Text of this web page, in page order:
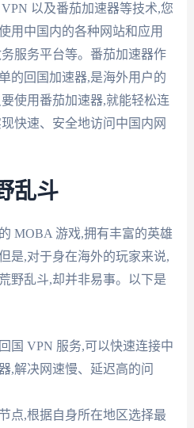
以及番茄加速器等技术,您
用中国内的各种网站和应用
服务平台等。番茄加速器作
的回国加速器,是海外用户的
使用番茄加速器,就能轻松连
快速、安全地访问中国内网
乱斗
MOBA 游戏,拥有丰富的英雄
是,对于身在海外的玩家来说,
野乱斗,却并非易事。以下是
国 VPN 服务,可以快速连接中
,解决网速慢、延迟高的问
点,根据自身所在地区选择最